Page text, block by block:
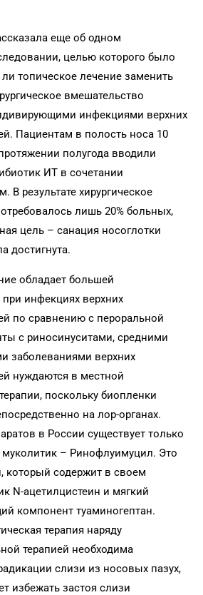
еще об одном
целью которого было
топическое лечение заменить
вмешательство
инфекциями верхних
Пациентам в полость носа 10
полугода вводили
ИТ в сочетании
В результате хирургическое
лишь 20% больных,
цель – санация носоглотки
достигнута.
обладает большей
инфекциях верхних
по сравнению с пероральной
с риносинуситами, средними
заболеваниями верхних
нуждаются в местной
поскольку биопленки
на лор-органах.
в России существует только
муколитик – Ринофлуимуцил. Это
который содержит в своем
N-ацетилцистеин и мягкий
компонент туаминогептан.
терапия наряду
терапией необходима
слизи из носовых пазух,
избежать застоя слизи